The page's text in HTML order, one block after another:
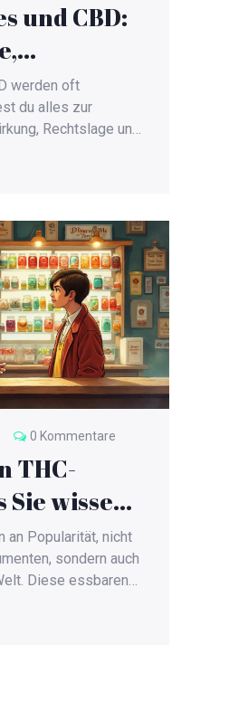
und CBD:
&
werden oft
du alles zur
Rechtslage und
wirklich CBD
0 Kommentare
THC-
Sie wissen
an Popularität, nicht
sondern auch
Diese essbaren
und
die vielen